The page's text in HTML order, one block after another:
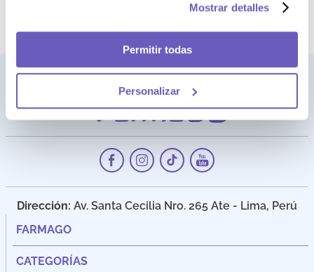
Mostrar detalles
Permitir todas
Personalizar
Dirección: Av. Santa Cecilia Nro. 265 Ate - Lima, Perú
FARMAGO
CATEGORÍAS